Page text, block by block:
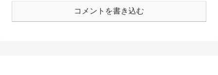
コメントを書き込む